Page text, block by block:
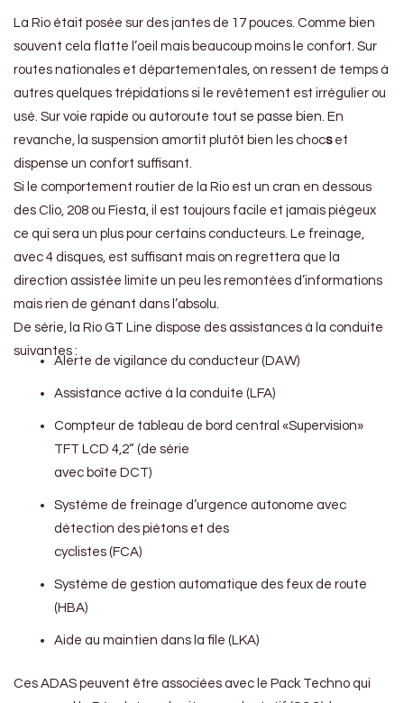
La Rio était posée sur des jantes de 17 pouces. Comme bien
souvent cela flatte l’oeil mais beaucoup moins le confort. Sur
routes nationales et départementales, on ressent de temps à
autres quelques trépidations si le revêtement est irrégulier ou
usé. Sur voie rapide ou autoroute tout se passe bien. En
revanche, la suspension amortit plutôt bien les chocset
dispense un confort suffisant.
Si le comportement routier de la Rio est un cran en dessous
des Clio, 208 ou Fiesta, il est toujours facile et jamais piégeux
ce qui sera un plus pour certains conducteurs. Le freinage,
avec 4 disques, est suffisant mais on regrettera que la
direction assistée limite un peu les remontées d’informations
mais rien de génant dans l’absolu.
De série, la Rio GT Line dispose des assistances à la conduite
suivantes :
Alerte de vigilance du conducteur (DAW)
Assistance active à la conduite (LFA)
Compteur de tableau de bord central «Supervision»
TFT LCD 4,2“ (de série
avec boîte DCT)
Système de freinage d’urgence autonome avec
détection des piétons et des
cyclistes (FCA)
Système de gestion automatique des feux de route
(HBA)
Aide au maintien dans la file (LKA)
Ces ADAS peuvent être associées avec le Pack Techno qui